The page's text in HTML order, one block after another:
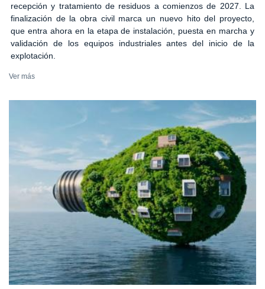
recepción y tratamiento de residuos a comienzos de 2027. La
finalización de la obra civil marca un nuevo hito del proyecto,
que entra ahora en la etapa de instalación, puesta en marcha y
validación de los equipos industriales antes del inicio de la
explotación.
Ver más